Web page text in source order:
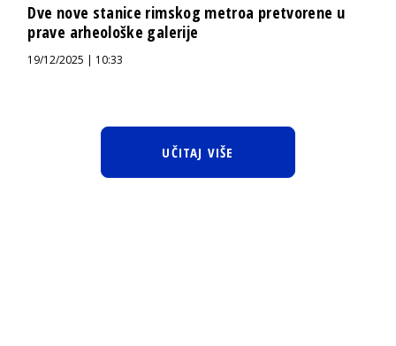
Dve nove stanice rimskog metroa pretvorene u
prave arheološke galerije
19/12/2025 | 10:33
UČITAJ VIŠE